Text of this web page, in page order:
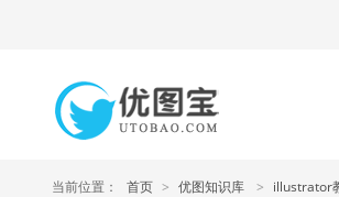
当前位置： 首页 > 优图知识库 > illustrator